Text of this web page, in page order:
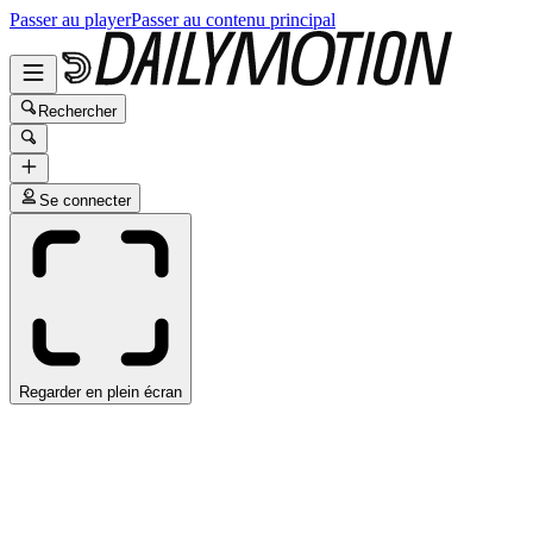
Passer au playerPasser au contenu principal
Rechercher
Se connecter
Regarder en plein écran